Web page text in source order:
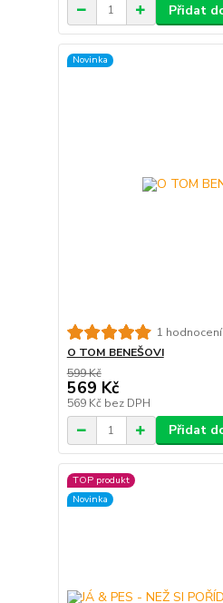
Přidat
Novinka
1 hodnocení
O TOM BENEŠOVI
599 Kč
569 Kč
569 Kč bez DPH
Přidat
TOP produkt
Novinka